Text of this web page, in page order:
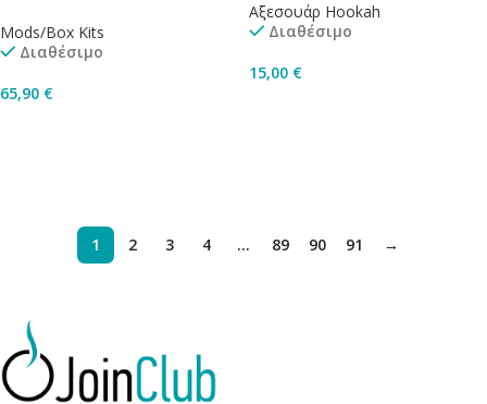
Mods/Box Kits
Διαθέσιμο
65,90 €
Αξεσουάρ Hookah
Διαθέσιμο
15,00 €
1 2 3 4 … 89 90 91 →